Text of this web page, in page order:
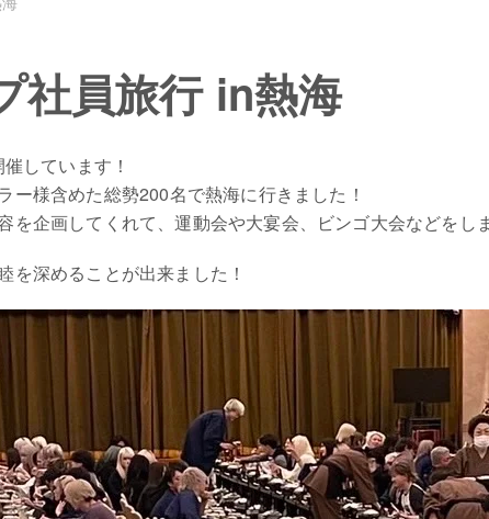
社員旅行 in熱海
しています！
ー様含めた総勢200名で熱海に行きました！
を企画してくれて、運動会や大宴会、ビンゴ大会などをし
を深めることが出来ました！